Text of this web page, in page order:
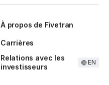
À propos de Fivetran
Carrières
Relations avec les
investisseurs
EN